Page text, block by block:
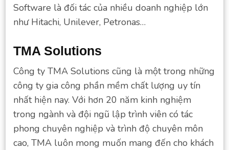
Software là đối tác của nhiều doanh nghiệp lớn
như Hitachi, Unilever, Petronas…
TMA Solutions
Công ty TMA Solutions cũng là một trong những
công ty gia công phần mềm chất lượng uy tín
nhất hiện nay. Với hơn 20 năm kinh nghiệm
trong ngành và đội ngũ lập trình viên có tác
phong chuyên nghiệp và trình độ chuyên môn
cao, TMA luôn mong muốn mang đến cho khách